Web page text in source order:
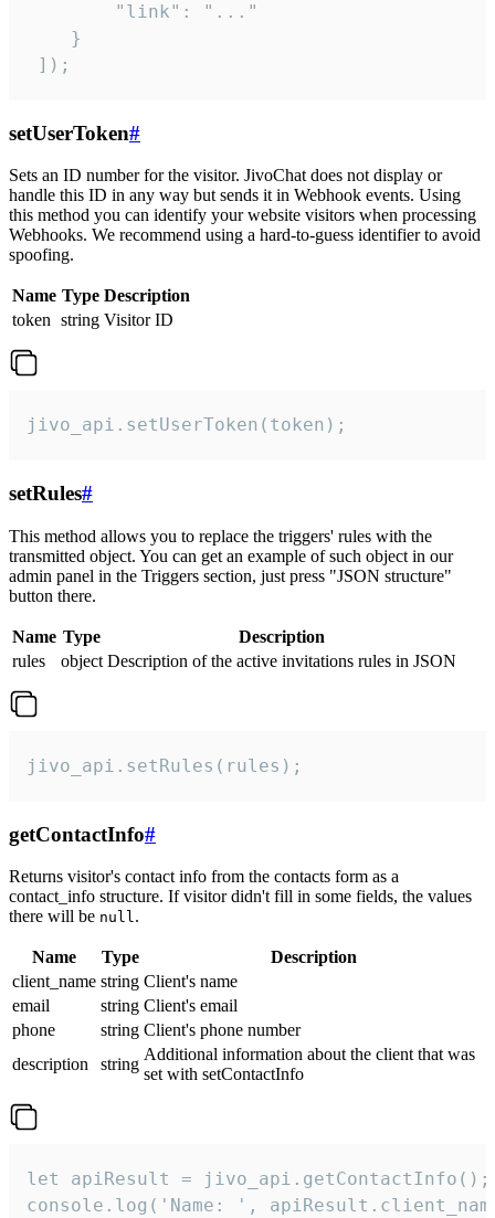
        "link": "..."
    }
]);
setUserToken#
Sets an ID number for the visitor. JivoChat does not display or
handle this ID in any way but sends it in Webhook events. Using
this method you can identify your website visitors when processing
Webhooks. We recommend using a hard-to-guess identifier to avoid
spoofing.
Name Type Description
token string Visitor ID
jivo_api.setUserToken(token);
setRules#
This method allows you to replace the triggers' rules with the
transmitted object. You can get an example of such object in our
admin panel in the Triggers section, just press "JSON structure"
button there.
Name Type
Description
rules
object Description of the active invitations rules in JSON
jivo_api.setRules(rules);
getContactInfo#
Returns visitor's contact info from the contacts form as a
contact_info structure. If visitor didn't fill in some fields, the values
there will be null.
Name Type
Description
client_name string Client's name
email
string Client's email
phone
string Client's phone number
description
string
Additional information about the client that was
set with setContactInfo
let apiResult = jivo_api.getContactInfo();
console.log('Name: ',